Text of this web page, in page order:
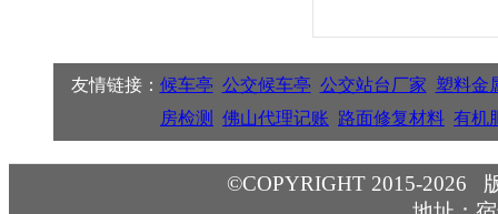
友情链接： 候车亭 公交候车亭 公交站台厂家 塑料金
房检测
佛山代理记账 路面修复材料 有机
©COPYRIGHT 2015-2026